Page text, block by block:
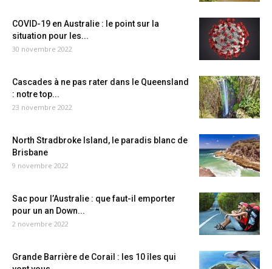
COVID-19 en Australie : le point sur la
situation pour les...
30 novembre 2022
Cascades à ne pas rater dans le Queensland
: notre top...
23 novembre 2022
North Stradbroke Island, le paradis blanc de
Brisbane
9 novembre 2022
Sac pour l’Australie : que faut-il emporter
pour un an Down...
2 novembre 2022
Grande Barrière de Corail : les 10 îles qui